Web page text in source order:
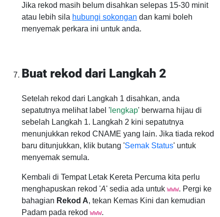
Jika rekod masih belum disahkan selepas 15-30 minit
atau lebih sila hubungi sokongan dan kami boleh
menyemak perkara ini untuk anda.
Buat rekod dari Langkah 2
Setelah rekod dari Langkah 1 disahkan, anda
sepatutnya melihat label ' lengkap' berwarna hijau di
sebelah Langkah 1. Langkah 2 kini sepatutnya
menunjukkan rekod CNAME yang lain. Jika tiada rekod
baru ditunjukkan, klik butang 'Semak Status' untuk
menyemak semula.
Kembali di Tempat Letak Kereta Percuma kita perlu
menghapuskan rekod 'A' sedia ada untuk www. Pergi ke
bahagian Rekod A, tekan Kemas Kini dan kemudian
Padam pada rekod www.